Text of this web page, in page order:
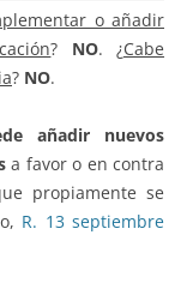
o añadir
? NO. ¿Cabe
? NO.
añadir nuevos
a favor o en contra
propiamente se
R. 13 septiembre